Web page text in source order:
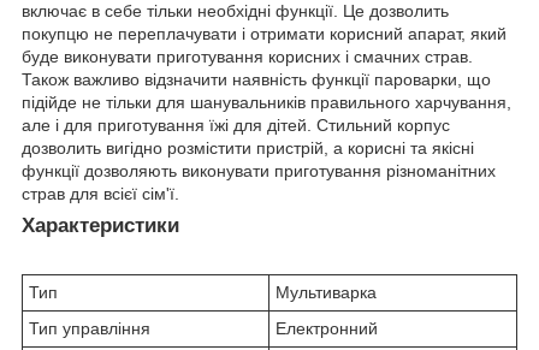
включає в себе тільки необхідні функції. Це дозволить
покупцю не переплачувати і отримати корисний апарат, який
буде виконувати приготування корисних і смачних страв.
Також важливо відзначити наявність функції пароварки, що
підійде не тільки для шанувальників правильного харчування,
але і для приготування їжі для дітей. Стильний корпус
дозволить вигідно розмістити пристрій, а корисні та якісні
функції дозволяють виконувати приготування різноманітних
страв для всієї сім'ї.
Характеристики
Тип
Мультиварка
Тип управління
Електронний